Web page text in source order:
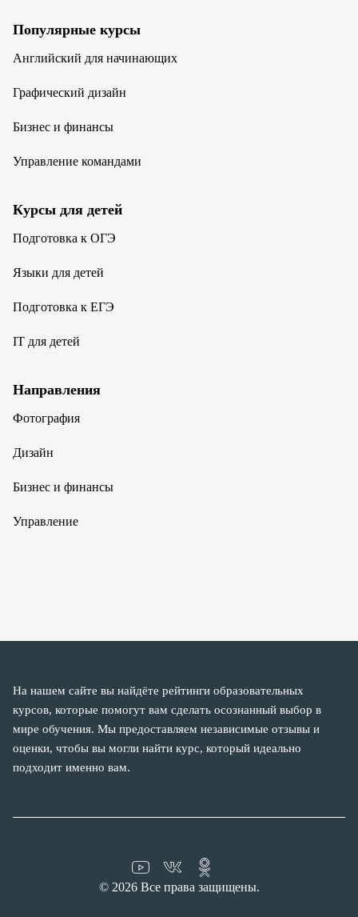
Популярные курсы
Английский для начинающих
Графический дизайн
Бизнес и финансы
Управление командами
Курсы для детей
Подготовка к ОГЭ
Языки для детей
Подготовка к ЕГЭ
IT для детей
Направления
Фотография
Дизайн
Бизнес и финансы
Управление
На нашем сайте вы найдёте рейтинги образовательных
курсов, которые помогут вам сделать осознанный выбор в
мире обучения. Мы предоставляем независимые отзывы и
оценки, чтобы вы могли найти курс, который идеально
подходит именно вам.
© 2026 Все права защищены.